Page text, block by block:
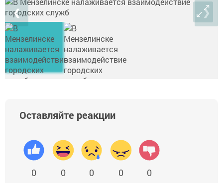
❮ ❯
Оставляйте реакции
0 0 0 0 0